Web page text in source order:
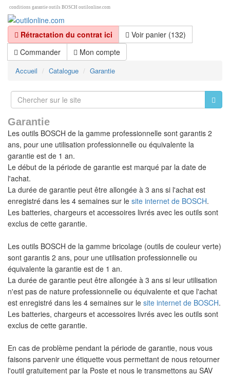
conditions garantie outils BOSCH outilonline.com
Rétractation du contrat ici
Voir panier (132)
Commander
Mon compte
Accueil Catalogue Garantie
Garantie
Les outils BOSCH de la gamme professionnelle sont garantis 2
ans, pour une utilisation professionnelle ou équivalente la
garantie est de 1 an.
Le début de la période de garantie est marqué par la date de
l'achat.
La durée de garantie peut être allongée à 3 ans si l'achat est
enregistré dans les 4 semaines sur le site internet de BOSCH.
Les batteries, chargeurs et accessoires livrés avec les outils sont
exclus de cette garantie.
Les outils BOSCH de la gamme bricolage (outils de couleur verte)
sont garantis 2 ans, pour une utilisation professionnelle ou
équivalente la garantie est de 1 an.
La durée de garantie peut être allongée à 3 ans si leur utilisation
n'est pas de nature professionnelle ou équivalente et que l'achat
est enregistré dans les 4 semaines sur le site internet de BOSCH.
Les batteries, chargeurs et accessoires livrés avec les outils sont
exclus de cette garantie.
En cas de problème pendant la période de garantie, nous vous
faisons parvenir une étiquette vous permettant de nous retourner
l'outil gratuitement par la Poste et nous le transmettons au SAV